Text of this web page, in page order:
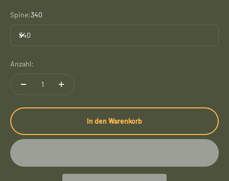
Spine:340
340
Anzahl:
In den Warenkorb